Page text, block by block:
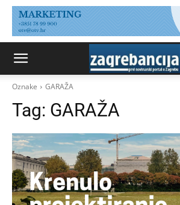
Oznake GARAŽA
Tag: GARAŽA